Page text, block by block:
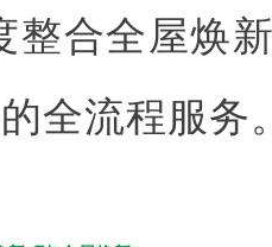
整合全屋焕
全流程服务